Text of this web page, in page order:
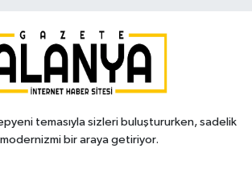
temasıyla sizleri buluştururken, sadelik
bir araya getiriyor.